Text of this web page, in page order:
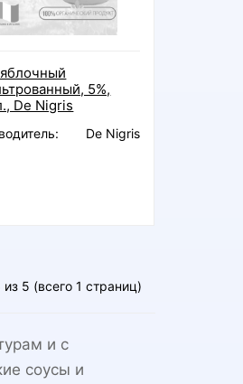
5%,
De Nigris
De Nigris
5 (всего 1 страниц)
и с
соусы и